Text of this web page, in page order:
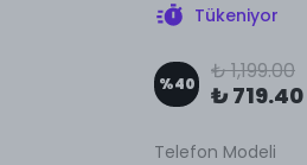
Tükeniyor
%40 ₺ 1,199.00
₺ 719.40
Telefon Modeli